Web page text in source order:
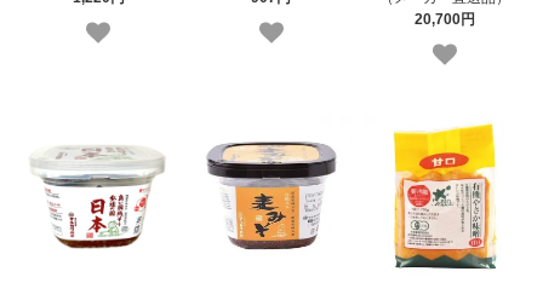
20,700円